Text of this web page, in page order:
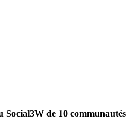
Social3W de 10 communautés